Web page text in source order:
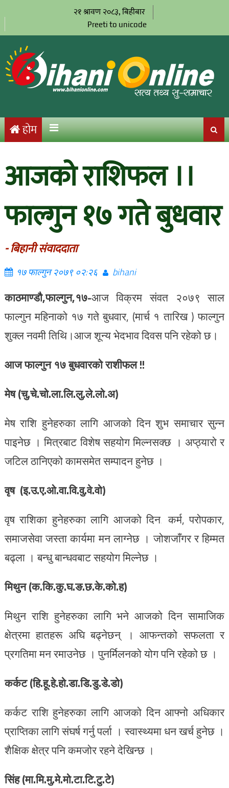
२१ श्रावण २०८३, बिहीबार
Preeti to unicode
होम
आजको राशिफल ।।
फाल्गुन १७ गते बुधवार
- बिहानी संवाददाता
१७ फाल्गुन २०७९ ०२:२६ bihani
काठमाण्डौ,फाल्गुन,१७-आज विक्रम संवत २०७९ साल
फाल्गुन महिनाको १७ गते बुधवार, (मार्च १ तारिख ) फाल्गुन
शुक्ल नवमी तिथि।आज शून्य भेदभाव दिवस पनि रहेको छ।
आज फाल्गुन १७ बुधवारको राशीफल !!
मेष (चु.चे.चो.ला.लि.लु.ले.लो.अ)
मेष राशि हुनेहरुका लागि आजको दिन शुभ समाचार सुन्न
पाइनेछ । मित्रबाट विशेष सहयोग मिल्नसक्छ । अप्ठ्यारो र
जटिल ठानिएको कामसमेत सम्पादन हुनेछ ।
वृष (इ.उ.ए.ओ.वा.वि.वु.वे.वो)
वृष राशिका हुनेहरुका लागि आजको दिन‚ कर्म, परोपकार,
समाजसेवा जस्ता कार्यमा मन लाग्नेछ । जोशजाँगर र हिम्मत
बढ्ला । बन्धु बान्धवबाट सहयोग मिल्नेछ ।
मिथुन (क.कि.कु.घ.ङ.छ.के.को.ह)
मिथुन राशि हुनेहरुका लागि भने आजको दिन सामाजिक
क्षेत्रमा हातहरू अघि बढ्नेछन् । आफन्तको सफलता र
प्रगतिमा मन रमाउनेछ । पुनर्मिलनको योग पनि रहेको छ ।
कर्कट (हि.हू.हे.हो.डा.डि.डु.डे.डो)
कर्कट राशि हुनेहरुका लागि आजको दिन आफ्नो अधिकार
प्राप्तिका लागि संघर्ष गर्नु पर्ला । स्वास्थ्यमा धन खर्च हुनेछ ।
शैक्षिक क्षेत्र पनि कमजोर रहने देखिन्छ ।
सिंह (मा.मि.मु.मे.मो.टा.टि.टु.टे)